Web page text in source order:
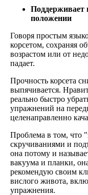
Поддерживает
положении
Говоря простым
корсетом, сохраняя
возрастом или от
падает.
Прочность корсета
выпячивается.
реально быстро
упражнений на
целенаправленно
Проблема в том, что
скручиваниями и
она потому и
вакуума и планки,
рекомендую своим
вислого живота,
упражнения.